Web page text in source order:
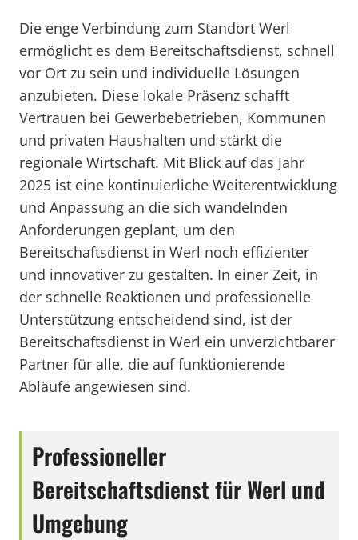
Die enge Verbindung zum Standort Werl
ermöglicht es dem Bereitschaftsdienst, schnell
vor Ort zu sein und individuelle Lösungen
anzubieten. Diese lokale Präsenz schafft
Vertrauen bei Gewerbebetrieben, Kommunen
und privaten Haushalten und stärkt die
regionale Wirtschaft. Mit Blick auf das Jahr
2025 ist eine kontinuierliche Weiterentwicklung
und Anpassung an die sich wandelnden
Anforderungen geplant, um den
Bereitschaftsdienst in Werl noch effizienter
und innovativer zu gestalten. In einer Zeit, in
der schnelle Reaktionen und professionelle
Unterstützung entscheidend sind, ist der
Bereitschaftsdienst in Werl ein unverzichtbarer
Partner für alle, die auf funktionierende
Abläufe angewiesen sind.
Professioneller
Bereitschaftsdienst für Werl und
Umgebung